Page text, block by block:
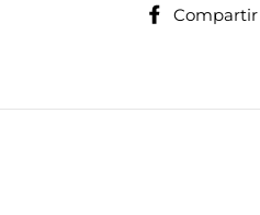
Compartir